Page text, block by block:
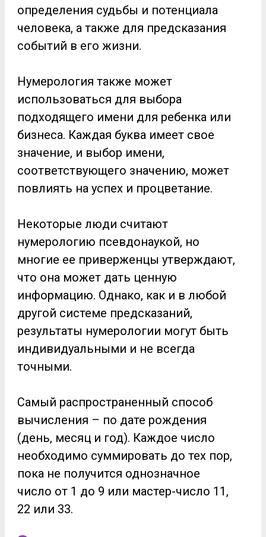
определения судьбы и потенциала
человека, а также для предсказания
событий в его жизни.
Нумерология также может
использоваться для выбора
подходящего имени для ребенка или
бизнеса. Каждая буква имеет свое
значение, и выбор имени,
соответствующего значению, может
повлиять на успех и процветание.
Некоторые люди считают
нумерологию псевдонаукой, но
многие ее приверженцы утверждают,
что она может дать ценную
информацию. Однако, как и в любой
другой системе предсказаний,
результаты нумерологии могут быть
индивидуальными и не всегда
точными.
Самый распространенный способ
вычисления – по дате рождения
(день, месяц и год). Каждое число
необходимо суммировать до тех пор,
пока не получится однозначное
число от 1 до 9 или мастер-число 11,
22 или 33.